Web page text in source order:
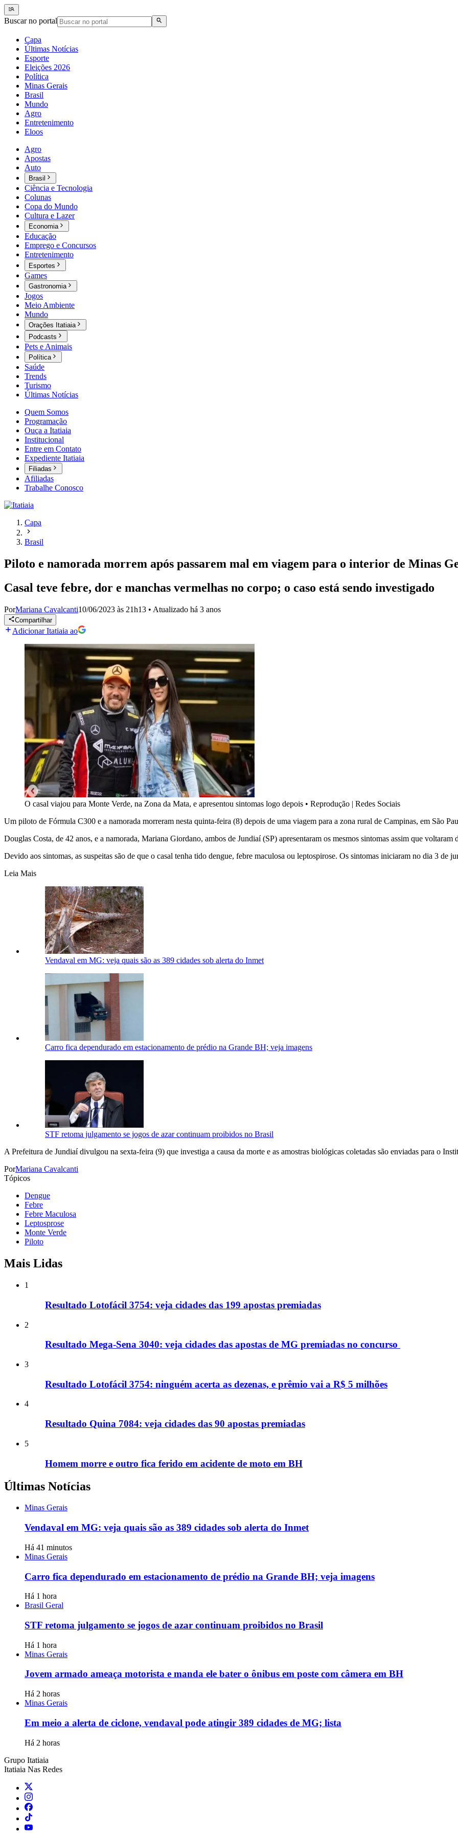
Buscar no portal
Capa
Últimas Notícias
Esporte
Eleições 2026
Política
Minas Gerais
Brasil
Mundo
Agro
Entretenimento
Eloos
Agro
Apostas
Auto
Brasil
Ciência e Tecnologia
Colunas
Copa do Mundo
Cultura e Lazer
Economia
Educação
Emprego e Concursos
Entretenimento
Esportes
Games
Gastronomia
Jogos
Meio Ambiente
Mundo
Orações Itatiaia
Podcasts
Pets e Animais
Política
Saúde
Trends
Turismo
Últimas Notícias
Quem Somos
Programação
Ouça a Itatiaia
Institucional
Entre em Contato
Expediente Itatiaia
Filiadas
Afiliadas
Trabalhe Conosco
Capa
Brasil
Piloto e namorada morrem após passarem mal em viagem para o interior de Minas
Casal teve febre, dor e manchas vermelhas no corpo; o caso está sendo investigado
PorMariana Cavalcanti10/06/2023 às 21h13 • Atualizado há 3 anos
Compartilhar
Adicionar Itatiaia ao
O casal viajou para Monte Verde, na Zona da Mata, e apresentou sintomas logo depois • Reprodução | Redes Sociais
Um piloto de Fórmula C300 e a namorada morreram nesta quinta-feira (8) depois de uma viagem para a zona rural de Campinas, em São
Douglas Costa, de 42 anos, e a namorada, Mariana Giordano, ambos de Jundiaí (SP) apresentaram os mesmos sintomas assim que
Devido aos sintomas, as suspeitas são de que o casal tenha tido dengue, febre maculosa ou leptospirose. Os sintomas iniciaram no dia 3 de
Leia Mais
Vendaval em MG: veja quais são as 389 cidades sob alerta do Inmet
Carro fica dependurado em estacionamento de prédio na Grande BH; veja imagens
STF retoma julgamento se jogos de azar continuam proibidos no Brasil
A Prefeitura de Jundiaí divulgou na sexta-feira (9) que investiga a causa da morte e as amostras biológicas coletadas são enviadas para o
PorMariana Cavalcanti
Tópicos
Dengue
Febre
Febre Maculosa
Leptosprose
Monte Verde
Piloto
Mais Lidas
1
Resultado Lotofácil 3754: veja cidades das 199 apostas premiadas
2
Resultado Mega-Sena 3040: veja cidades das apostas de MG premiadas no concurso
3
Resultado Lotofácil 3754: ninguém acerta as dezenas, e prêmio vai a R$ 5 milhões
4
Resultado Quina 7084: veja cidades das 90 apostas premiadas
5
Homem morre e outro fica ferido em acidente de moto em BH
Últimas Notícias
Minas Gerais
Vendaval em MG: veja quais são as 389 cidades sob alerta do Inmet
Há 41 minutos
Minas Gerais
Carro fica dependurado em estacionamento de prédio na Grande BH; veja imagens
Há 1 hora
Brasil Geral
STF retoma julgamento se jogos de azar continuam proibidos no Brasil
Há 1 hora
Minas Gerais
Jovem armado ameaça motorista e manda ele bater o ônibus em poste com câmera em BH
Há 2 horas
Minas Gerais
Em meio a alerta de ciclone, vendaval pode atingir 389 cidades de MG; lista
Há 2 horas
Grupo Itatiaia
Itatiaia Nas Redes